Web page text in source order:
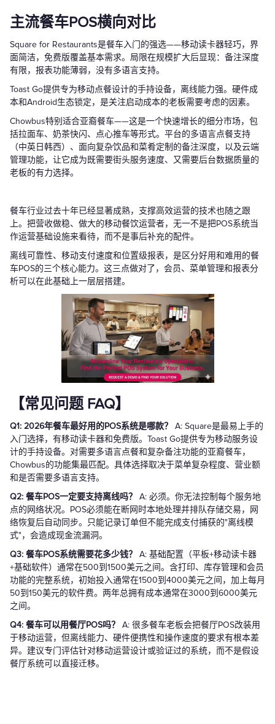
主流餐车POS横向对比
Square for Restaurants是餐车入门的强选——移动读卡器轻巧，界
面简洁，免费版覆盖基本需求。局限在规模扩大后显现：备注深度
有限，报表功能薄弱，没有多语言支持。
Toast Go提供专为移动点餐设计的手持设备，离线能力强。硬件成
本和Android生态锁定，是关注启动成本的老板需要考虑的因素。
Chowbus特别适合亚裔餐车——这是一个快速增长的细分市场，包
括拉面车、奶茶快闪、点心推车等形式。平台的多语言点餐支持
（中英日韩西）、面向复杂饮品和菜肴定制的备注深度，以及云端
管理功能，让它成为既需要街头服务速度、又需要后台数据质量的
老板的有力选择。
餐车行业过去十年已经显著成熟，支撑高效运营的技术也随之跟
上。把营收做稳、做大的移动餐饮运营者，无一不是把POS系统当
作运营基础设施来看待，而不是事后补充的配件。
离线可靠性、移动支付速度和位置级报表，是区分好用和难用的餐
车POS的三个核心能力。这三点做对了，会员、菜单管理和报表分
析可以在此基础上一层层搭建。
【常见问题 FAQ】
Q1: 2026年餐车最好用的POS系统是哪款？
A: Square是最易上手的
入门选择，有移动读卡器和免费版。Toast Go提供专为移动服务设
计的手持设备。对需要多语言点餐和复杂备注功能的亚裔餐车，
Chowbus的功能集最匹配。具体选择取决于菜单复杂程度、营业额
和是否需要多语言支持。
Q2: 餐车POS一定要支持离线吗？
A: 必须。你无法控制每个服务地
点的网络状况。POS必须能在断网时本地处理并排队存储交易，网
络恢复后自动同步。只能记录订单但不能完成支付捕获的"离线模
式"，会造成现金流漏洞。
Q3: 餐车POS系统需要花多少钱？
A: 基础配置（平板+移动读卡器
+基础软件）通常在500到1500美元之间。含打印、库存管理和会员
功能的完整系统，初始投入通常在1500到4000美元之间，加上每月
50到150美元的软件费。两年总拥有成本通常在3000到6000美元
之间。
Q4: 餐车可以用餐厅POS吗？
A: 很多餐车老板会把餐厅POS改装用
于移动运营，但离线能力、硬件便携性和操作速度的要求有根本差
异。建议专门评估针对移动运营设计或验证过的系统，而不是假设
餐厅系统可以直接迁移。